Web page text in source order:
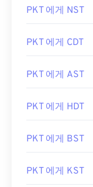
PKT 에게 NST
PKT 에게 CDT
PKT 에게 AST
PKT 에게 HDT
PKT 에게 BST
PKT 에게 KST